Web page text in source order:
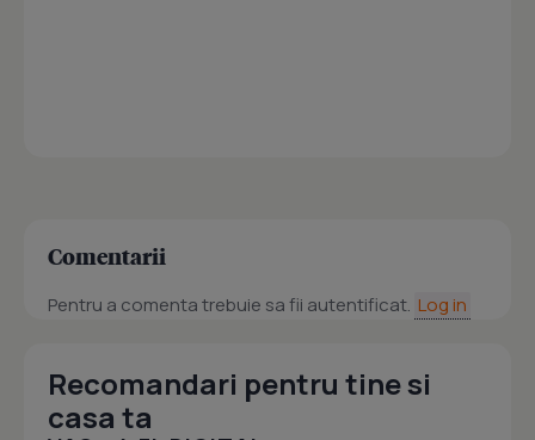
Comentarii
Pentru a comenta trebuie sa fii autentificat. Log in
Recomandari pentru tine si
casa ta